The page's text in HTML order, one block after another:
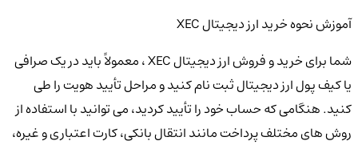
آموزش نحوه خرید ارز دیجیتال XEC
شما برای خرید و فروش ارز دیجیتال XEC ، معمولاً باید در یک صرافی
یا کیف پول ارز دیجیتال ثبت نام کنید و مراحل تأیید هویت را طی
کنید. هنگامی که حساب خود را تأیید کردید، می توانید با استفاده از
روش های مختلف پرداخت مانند انتقال بانکی، کارت اعتباری و غیره،